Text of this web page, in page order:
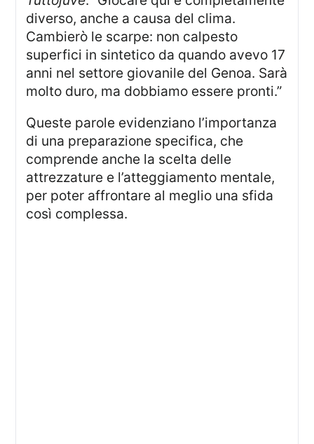
diverso, anche a causa del clima.
Cambierò le scarpe: non calpesto
superfici in sintetico da quando avevo 17
anni nel settore giovanile del Genoa. Sarà
molto duro, ma dobbiamo essere pronti.”
Queste parole evidenziano l’importanza
di una preparazione specifica, che
comprende anche la scelta delle
attrezzature e l’atteggiamento mentale,
per poter affrontare al meglio una sfida
così complessa.